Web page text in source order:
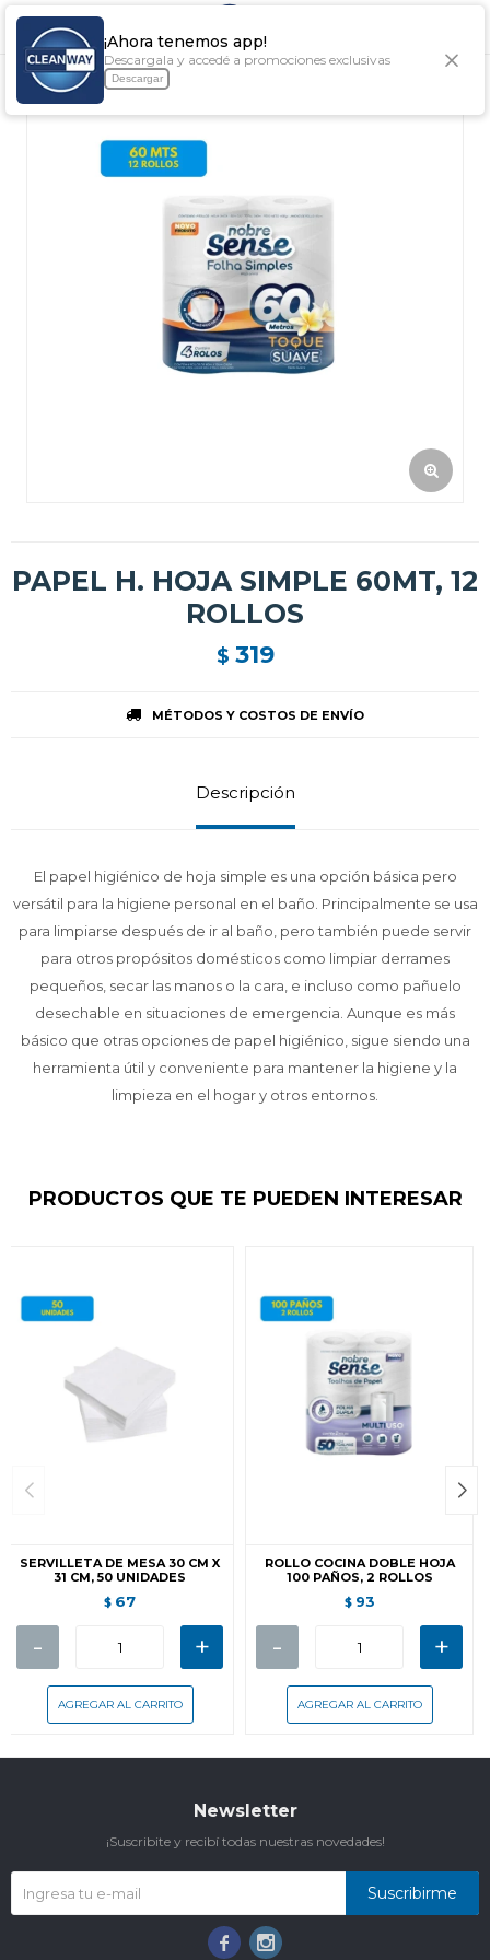
¡Ahora tenemos app!
Descargala y accedé a promociones exclusivas
Descargar

PAPEL H. HOJA SIMPLE 60MT, 12
ROLLOS
$ 319
MÉTODOS Y COSTOS DE ENVÍO
Descripción
El papel higiénico de hoja simple es una opción básica pero
versátil para la higiene personal en el baño. Principalmente se usa
para limpiarse después de ir al baño, pero también puede servir
para otros propósitos domésticos como limpiar derrames
pequeños, secar las manos o la cara, e incluso como pañuelo
desechable en situaciones de emergencia. Aunque es más
básico que otras opciones de papel higiénico, sigue siendo una
herramienta útil y conveniente para mantener la higiene y la
limpieza en el hogar y otros entornos.
PRODUCTOS QUE TE PUEDEN INTERESAR
SERVILLETA DE MESA 30 CM X
31 CM, 50 UNIDADES
$ 67
- +
ROLLO COCINA DOBLE HOJA
100 PAÑOS, 2 ROLLOS
$ 93
- +
Newsletter
¡Suscribite y recibí todas nuestras novedades!
Suscribirme
 